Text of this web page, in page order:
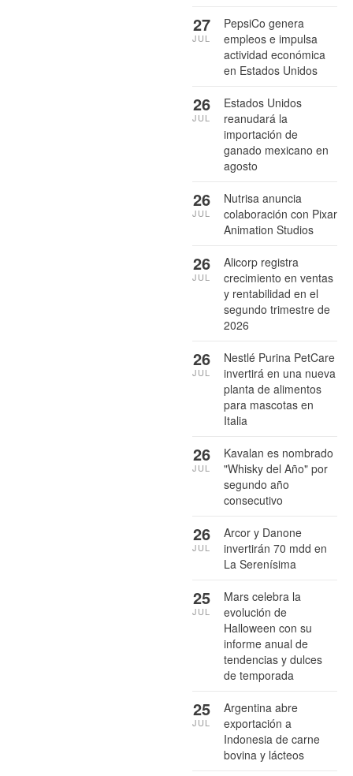
PepsiCo genera
empleos e impulsa
actividad económica
en Estados Unidos
27
JUL
Estados Unidos
reanudará la
importación de
ganado mexicano en
agosto
26
JUL
Nutrisa anuncia
colaboración con Pixar
Animation Studios
26
JUL
Alicorp registra
crecimiento en ventas
y rentabilidad en el
segundo trimestre de
2026
26
JUL
Nestlé Purina PetCare
invertirá en una nueva
planta de alimentos
para mascotas en
Italia
26
JUL
Kavalan es nombrado
"Whisky del Año" por
segundo año
consecutivo
26
JUL
Arcor y Danone
invertirán 70 mdd en
La Serenísima
26
JUL
Mars celebra la
evolución de
Halloween con su
informe anual de
tendencias y dulces
de temporada
25
JUL
Argentina abre
exportación a
Indonesia de carne
bovina y lácteos
25
JUL